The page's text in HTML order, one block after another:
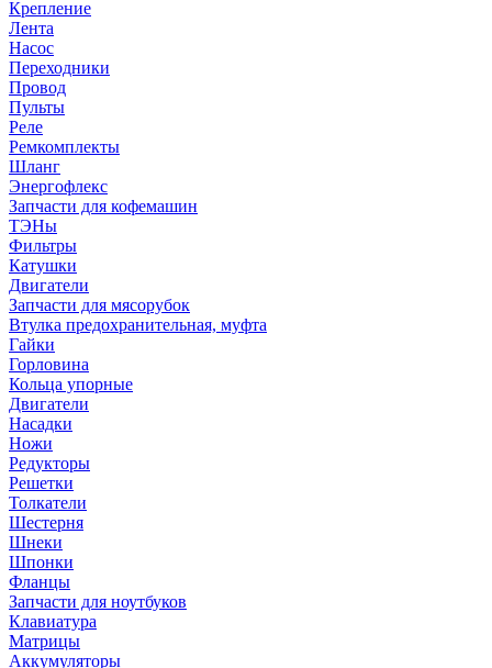
Крепление
Лента
Насос
Переходники
Провод
Пульты
Реле
Ремкомплекты
Шланг
Энергофлекс
Запчасти для кофемашин
ТЭНы
Фильтры
Катушки
Двигатели
Запчасти для мясорубок
Втулка предохранительная, муфта
Гайки
Горловина
Кольца упорные
Двигатели
Насадки
Ножи
Редукторы
Решетки
Толкатели
Шестерня
Шнеки
Шпонки
Фланцы
Запчасти для ноутбуков
Клавиатура
Матрицы
Аккумуляторы